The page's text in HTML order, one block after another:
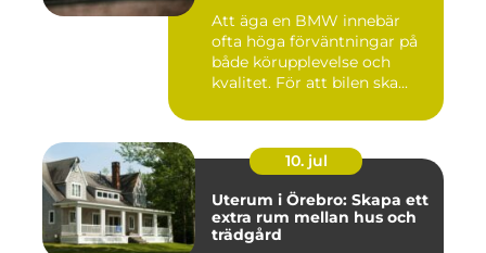
Att äga en BMW innebär
ofta höga förväntningar på
både körupplevelse och
kvalitet. För att bilen ska...
10. jul
Uterum i Örebro: Skapa ett
extra rum mellan hus och
trädgård